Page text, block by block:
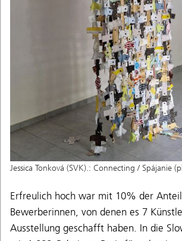
Jessica Tonková (SVK).: Connecting / Spájanie
Erfreulich hoch war mit 10% der
Bewerberinnen, von denen es 7
Ausstellung geschafft haben. In die